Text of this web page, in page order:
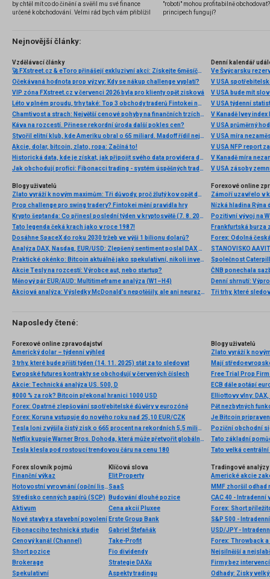
by chtěl mít co do činění a svěřil mu své finance
určené k obchodování. Velmi rád bych vám přiblížil
několik příkladů nejznámějších z nich.
"roboti" mohou profitabilně
principech fungují?
Nejnovější články:
Vzdělávací články
🚀 FXstreet.cz & eToro přinášejí exkluzivní akci: Získejte 6měsíční členství ve VIP zóně ZDARMA
Očekávaná hodnota prop výzvy: Kdy se nákup challenge vyplatí?
VIP zóna FXstreet.cz v červenci 2026 byla pro klienty opět zisková
Léto v plném proudu, trhy také: Top 3 obchody traderů Fintokei na indexech a zlatě
Chamtivost a strach: Největší cenové pohyby na finančních trzích (červenec 2026)
Káva na rozcestí. Přinese rekordní úroda další pokles cen?
Stvořil elitní klub, kde Ameriku obral o 65 miliard. Madoff řídil největší Ponzi dějin
Akcie, dolar, bitcoin, zlato, ropa: Začíná to!
Historická data, kde je získat, jak připojit svého data providera do MultiCharts a proč je budeme potřebovat? (4. díl)
Jak obchodují profíci: Fibonacci trading - systém úspěšných traderů
Denní kalendář
Ve Švýcarsku
V USA
V USA bude mít
V USA týdenní
V Kanadě Ivey index
V USA průměrný
V USA míra
V USA NFP report
V Kanadě míra
V USA zásoby
Blogy uživatelů
Zlato vyráží k novým maximům: Tři důvody, proč žlutý kov opět dominuje
Prop challenge pro swing tradery? Fintokei mění pravidla hry
Krypto šeptanda: Co přinesl poslední týden v kryptosvětě (7. 8. 2026)
Tato legenda čeká krach jako v roce 1987!
Dosáhne SpaceX do roku 2030 tržeb ve výši 1 bilionu dolarů?
Analýza DAX, Nasdaq, EUR/USD: Zlepšený sentiment poslal DAX na nová maxima
Praktické okénko: Bitcoin aktuálně jako spekulativní, nikoli investiční aktivum
Akcie Tesly na rozcestí: Výrobce aut, nebo startup?
Měnový pár EUR/AUD: Multitimeframe analýza (W1–H4)
Akciová analýza: Výsledky McDonald’s nepotěšily, ale ani neurazily. Jakou vizi společnost prezentovala?
Forexové online
Nízká hladina
Pozitivní vývoj na
Frankfurtská burza
Denní shrnutí:
Tři trhy, které
Naposledy čtené:
Forexové online zpravodajství
Americký dolar – týdenní výhled
3 trhy, které bude příští týden (14. 11. 2025) stát za to sledovat
Evropské futures kontrakty se obchodují v červených číslech
Akcie: Technická analýza US. 500, D
8000 % za rok? Bitcoin překonal hranici 1000 USD
Forex: Opatrné zlepšování spotřebitelské důvěry v eurozóně
Forex: Koruna vstupuje do nového roku nad 25,10 EUR/CZK
Tesla loni zvýšila čistý zisk o 665 procent na rekordních 5,5 miliardy dolarů
Netflix kupuje Warner Bros. Dohoda, která může přetvořit globální zábavní průmysl
Tesla klesla pod rostoucí trendovou čáru na cenu 180
Blogy uživatelů
Mají
ECB dále potápí
Elliottovy vlny: DAX,
Je Bitcoin
Poziční obchodní
Tato velká
Forex slovník pojmů
Finanční výkaz
Hotovostní vyrovnání (opční listy)
Středisko cenných papírů (SCP)
Aktivum
Nové stavby a stavební povolení
Fibonacciho technická studie
Cenový kanál (Channel)
Short pozice
Brokerage
Spekulativní
Klíčová slova
Elit Property
SaaS
Budování dlouhé pozice
Cena akcií Pluxee
Erste Group Bank
Gabriel Štefaňák
Take-Profit
Fio dividendy
Strategie DAXu
Aspekty tradingu
Tradingové analýzy
CAC 40 - Intradenní
Forex: Short
S&P 500 -
USD/JPY -
Forex: Throwback
Nejsilnější a
Firmy bez
Odhady: Zisky